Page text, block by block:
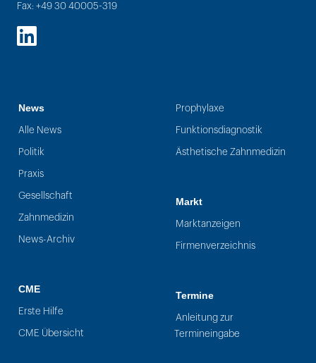
Fax: +49 30 40005-319
LinkedIn
News
Alle News
Politik
Praxis
Gesellschaft
Zahnmedizin
News-Archiv
CME
Erste Hilfe
CME Übersicht
Prophylaxe
Funktionsdiagnostik
Ästhetische Zahnmedizin
Markt
Marktanzeigen
Firmenverzeichnis
Termine
Anleitung zur
Termineingabe